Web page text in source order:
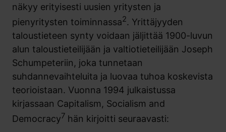
näkyy erityisesti uusien yritysten ja
pienyritysten toiminnassa2. Yrittäjyyden
taloustieteen synty voidaan jäljittää 1900-luvun
alun taloustieteilijään ja valtiotieteilijään Joseph
Schumpeteriin, joka tunnetaan
suhdannevaihteluita ja luovaa tuhoa koskevista
teorioistaan. Vuonna 1994 julkaistussa
kirjassaan Capitalism, Socialism and
Democracy7 hän kirjoitti seuraavasti: